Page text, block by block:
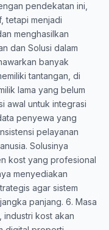
pendekatan ini,
tetapi menjadi
menghasilkan
dan Solusi dalam
banyak
tantangan, di
lama yang belum
awal untuk integrasi
penyewa yang
pelayanan
Solusinya
kost yang profesional
menyediakan
agar sistem
panjang. 6. Masa
industri kost akan